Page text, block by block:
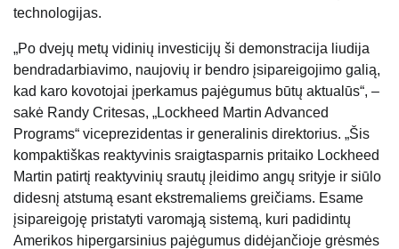
technologijas.
„Po dvejų metų vidinių investicijų ši demonstracija liudija
bendradarbiavimo, naujovių ir bendro įsipareigojimo galią,
kad karo kovotojai įperkamus pajėgumus būtų aktualūs“, –
sakė Randy Critesas, „Lockheed Martin Advanced
Programs“ viceprezidentas ir generalinis direktorius. „Šis
kompaktiškas reaktyvinis sraigtasparnis pritaiko Lockheed
Martin patirtį reaktyvinių srautų įleidimo angų srityje ir siūlo
didesnį atstumą esant ekstremaliems greičiams. Esame
įsipareigoję pristatyti varomąją sistemą, kuri padidintų
Amerikos hipergarsinius pajėgumus didėjančioje grėsmės